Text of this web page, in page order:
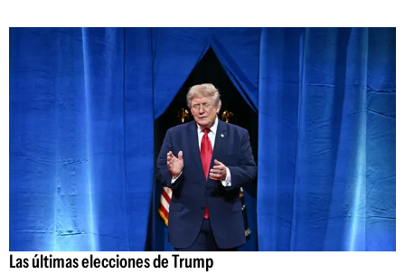
Las últimas elecciones de Trump